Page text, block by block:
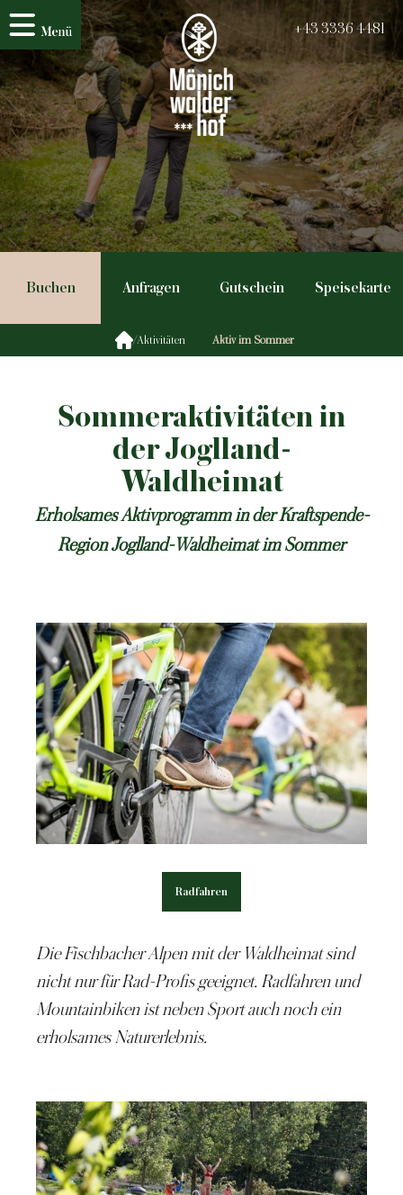
+43 3336 4481
Buchen Anfragen Gutschein Speisekarte
/Aktivitäten Aktiv im Sommer
Sommeraktivitäten in
der Joglland-
Waldheimat
Erholsames Aktivprogramm in der Kraftspende-
Region Joglland-Waldheimat im Sommer
Radfahren
Die Fischbacher Alpen mit der Waldheimat sind
nicht nur für Rad-Profis geeignet. Radfahren und
Mountainbikenist neben Sport auch noch ein
erholsames Naturerlebnis.